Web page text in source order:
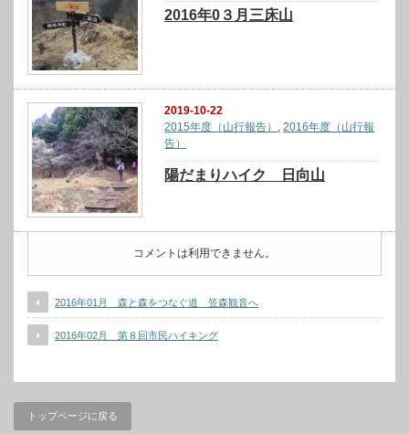
2016年0３月三床山
2019-10-22
2015年度（山行報告） ,2016年度（山行報
告）
陽だまりハイク 日向山
コメントは利用できません。
2016年01月 森と森をつなぐ道 笠森観音へ
2016年02月 第８回市民ハイキング
トップページに戻る